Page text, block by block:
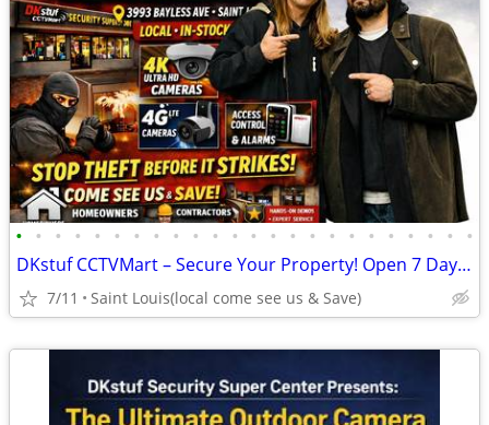
• • • • • • • • • • • • • • • • • • • • • • • •
DKstuf CCTVMart – Secure Your Property! Open 7 Days A Week!
7/11 Saint Louis(local come see us & Save)